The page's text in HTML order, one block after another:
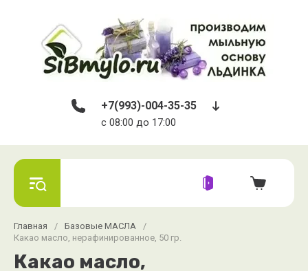
+7(993)-004-35-35
c 08:00 до 17:00
Главная / Базовые МАСЛА
/
Какао масло, нерафинированное, 50 гр.
Какао масло,